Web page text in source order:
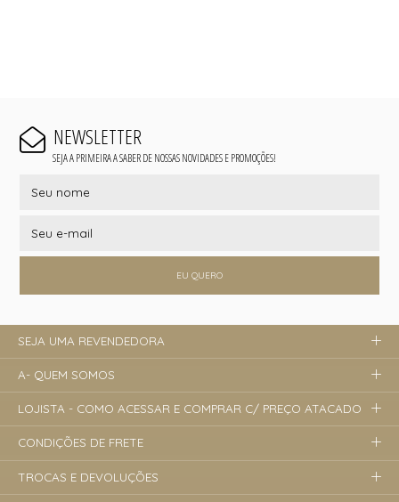
NEWSLETTER
SEJA A PRIMEIRA A SABER DE NOSSAS NOVIDADES E PROMOÇÕES!
EU QUERO
SEJA UMA REVENDEDORA
A- QUEM SOMOS
LOJISTA - COMO ACESSAR E COMPRAR C/ PREÇO ATACADO
CONDIÇÕES DE FRETE
TROCAS E DEVOLUÇÕES